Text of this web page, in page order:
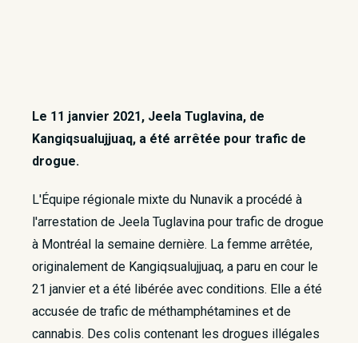
Le 11 janvier 2021, Jeela Tuglavina, de
Kangiqsualujjuaq, a été arrêtée pour trafic de
drogue.
L'Équipe régionale mixte du Nunavik a procédé à
l'arrestation de Jeela Tuglavina pour trafic de drogue
à Montréal la semaine dernière. La femme arrêtée,
originalement de Kangiqsualujjuaq, a paru en cour le
21 janvier et a été libérée avec conditions. Elle a été
accusée de trafic de méthamphétamines et de
cannabis. Des colis contenant les drogues illégales